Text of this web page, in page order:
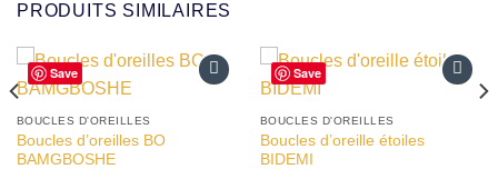
PRODUITS SIMILAIRES
Save
BOUCLES D'OREILLES
Boucles d’oreilles BO
BAMGBOSHE
Save
BOUCLES D'OREILLES
Boucles d’oreille étoiles
BIDEMI